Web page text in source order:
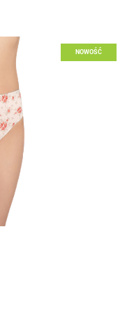
NOWOŚĆ